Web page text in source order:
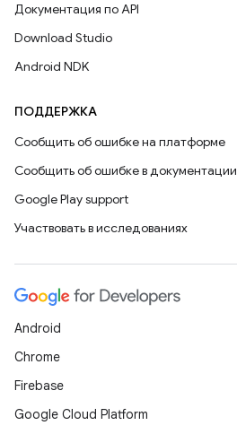
Документация по API
Download Studio
Android NDK
ПОДДЕРЖКА
Сообщить об ошибке на платформе
Сообщить об ошибке в документации
Google Play support
Участвовать в исследованиях
Android
Chrome
Firebase
Google Cloud Platform